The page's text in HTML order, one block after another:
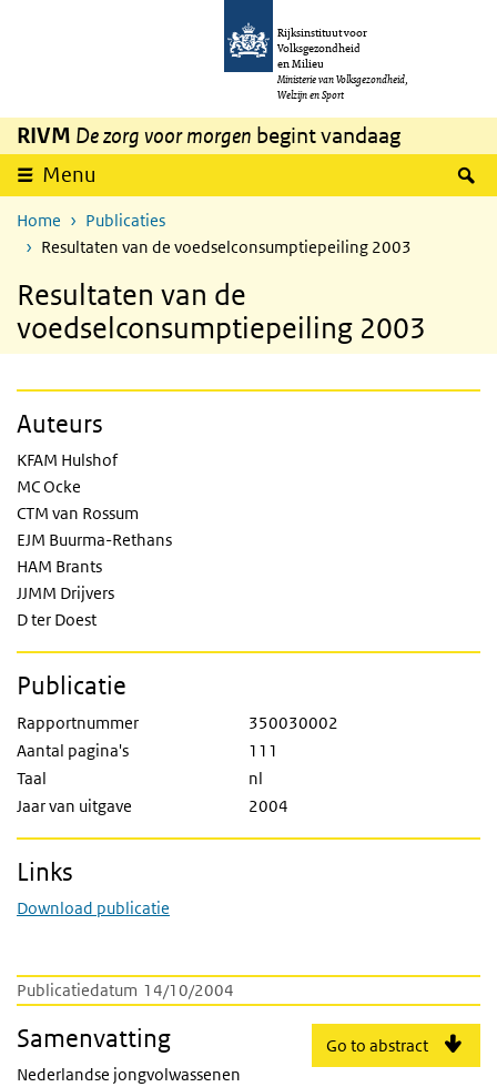
Overslaan en naar de inhoud gaan
Rijksinstituut voor
Volksgezondheid
en Milieu
Ministerie van Volksgezondheid,
Welzijn en Sport
RIVM De zorg voor morgen begint vandaag
Menu
Home
Publicaties
Resultaten van de voedselconsumptiepeiling 2003
Resultaten van de
voedselconsumptiepeiling 2003
Publicatiedatum 14/10/2004
Go to abstract
Samenvatting
Nederlandse jongvolwassenen
Auteurs
KFAM Hulshof
MC Ocke
CTM van Rossum
EJM Buurma-Rethans
HAM Brants
JJMM Drijvers
D ter Doest
Publicatie
Rapportnummer
350030002
Aantal pagina's
111
Taal
nl
Jaar van uitgave
2004
Links
Download publicatie